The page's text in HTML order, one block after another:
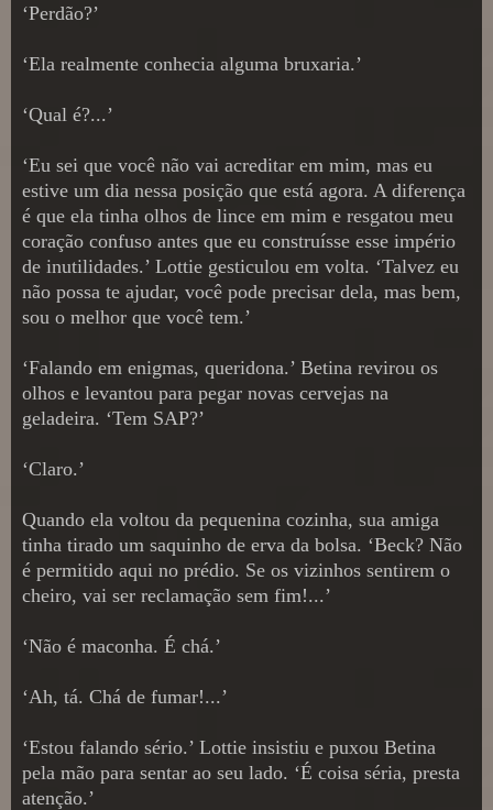
‘Perdão?’
‘Ela realmente conhecia alguma bruxaria.’
‘Qual é?...’
‘Eu sei que você não vai acreditar em mim, mas eu
estive um dia nessa posição que está agora. A diferença
é que ela tinha olhos de lince em mim e resgatou meu
coração confuso antes que eu construísse esse império
de inutilidades.’ Lottie gesticulou em volta. ‘Talvez eu
não possa te ajudar, você pode precisar dela, mas bem,
sou o melhor que você tem.’
‘Falando em enigmas, queridona.’ Betina revirou os
olhos e levantou para pegar novas cervejas na
geladeira. ‘Tem SAP?’
‘Claro.’
Quando ela voltou da pequenina cozinha, sua amiga
tinha tirado um saquinho de erva da bolsa. ‘Beck? Não
é permitido aqui no prédio. Se os vizinhos sentirem o
cheiro, vai ser reclamação sem fim!...’
‘Não é maconha. É chá.’
‘Ah, tá. Chá de fumar!...’
‘Estou falando sério.’ Lottie insistiu e puxou Betina
pela mão para sentar ao seu lado. ‘É coisa séria, presta
atenção.’